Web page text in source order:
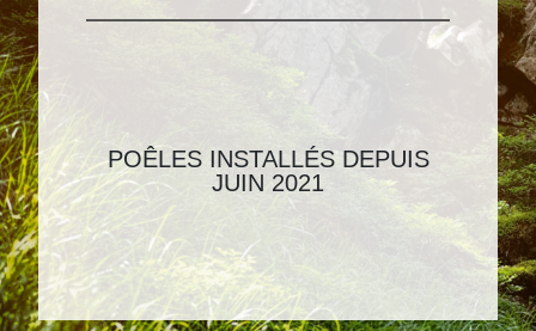
POÊLES INSTALLÉS DEPUIS
JUIN 2021